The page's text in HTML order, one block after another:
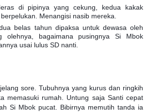
di pipinya yang cekung, kedua kakak
Menangisi nasib mereka.
belas tahun dipaksa untuk dewasa oleh
olehnya, bagaimana pusingnya Si Mbok
usai lulus SD nanti.
sore. Tubuhnya yang kurus dan ringkih
memasuki rumah. Untung saja Santi cepat
Si Mbok pucat. Bibirnya memutih tanda ia